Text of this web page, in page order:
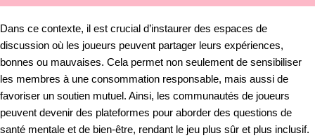
Dans ce contexte, il est crucial d’instaurer des espaces de
discussion où les joueurs peuvent partager leurs expériences,
bonnes ou mauvaises. Cela permet non seulement de sensibiliser
les membres à une consommation responsable, mais aussi de
favoriser un soutien mutuel. Ainsi, les communautés de joueurs
peuvent devenir des plateformes pour aborder des questions de
santé mentale et de bien-être, rendant le jeu plus sûr et plus inclusif.